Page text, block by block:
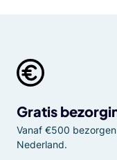
Gratis
Vanaf €500
Nederland.